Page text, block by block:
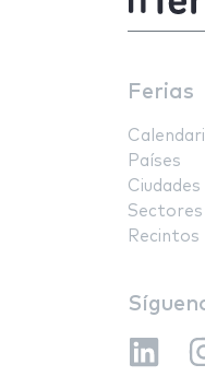
Ferias
Países
Ciudades
Sectores
Recintos